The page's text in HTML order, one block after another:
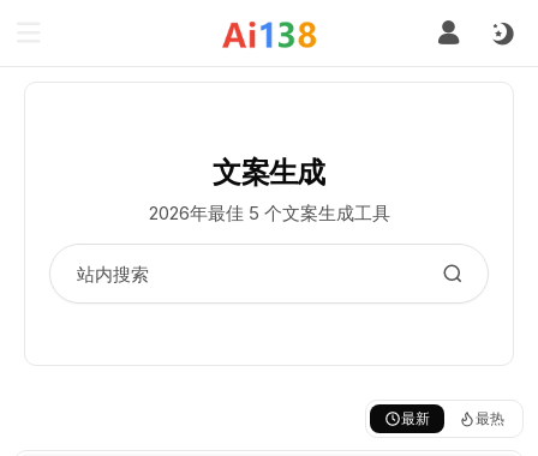
文案生成
2026年最佳 5 个文案生成工具
最新 最热